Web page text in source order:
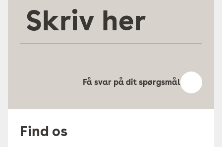
her
Få svar på dit spørgsmål
Find os